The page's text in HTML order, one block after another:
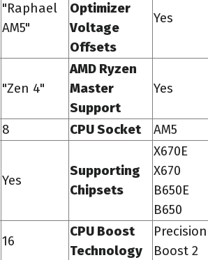
"Raphael
AM5"
Optimizer
Voltage
Offsets
Yes
"Zen 4"
AMD Ryzen
Master
Support
Yes
8 CPU Socket AM5
Yes
Supporting
Chipsets
X670E
X670
B650E
B650
16
CPU Boost
Technology
Precision
Boost 2